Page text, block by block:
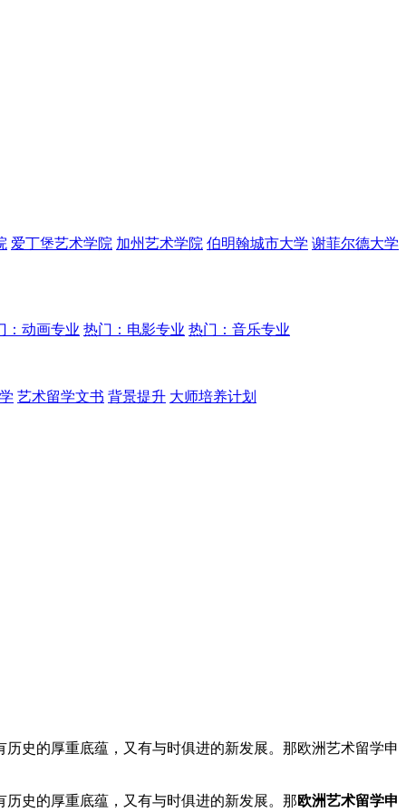
爱丁堡艺术学院 加州艺术学院 伯明翰城市大学 谢菲尔德大学
：动画专业 热门：电影专业 热门：音乐专业
艺术留学文书 背景提升 大师培养计划
史的厚重底蕴，又有与时俱进的新发展。那欧洲艺术留学申
史的厚重底蕴，又有与时俱进的新发展。那欧洲艺术留学申